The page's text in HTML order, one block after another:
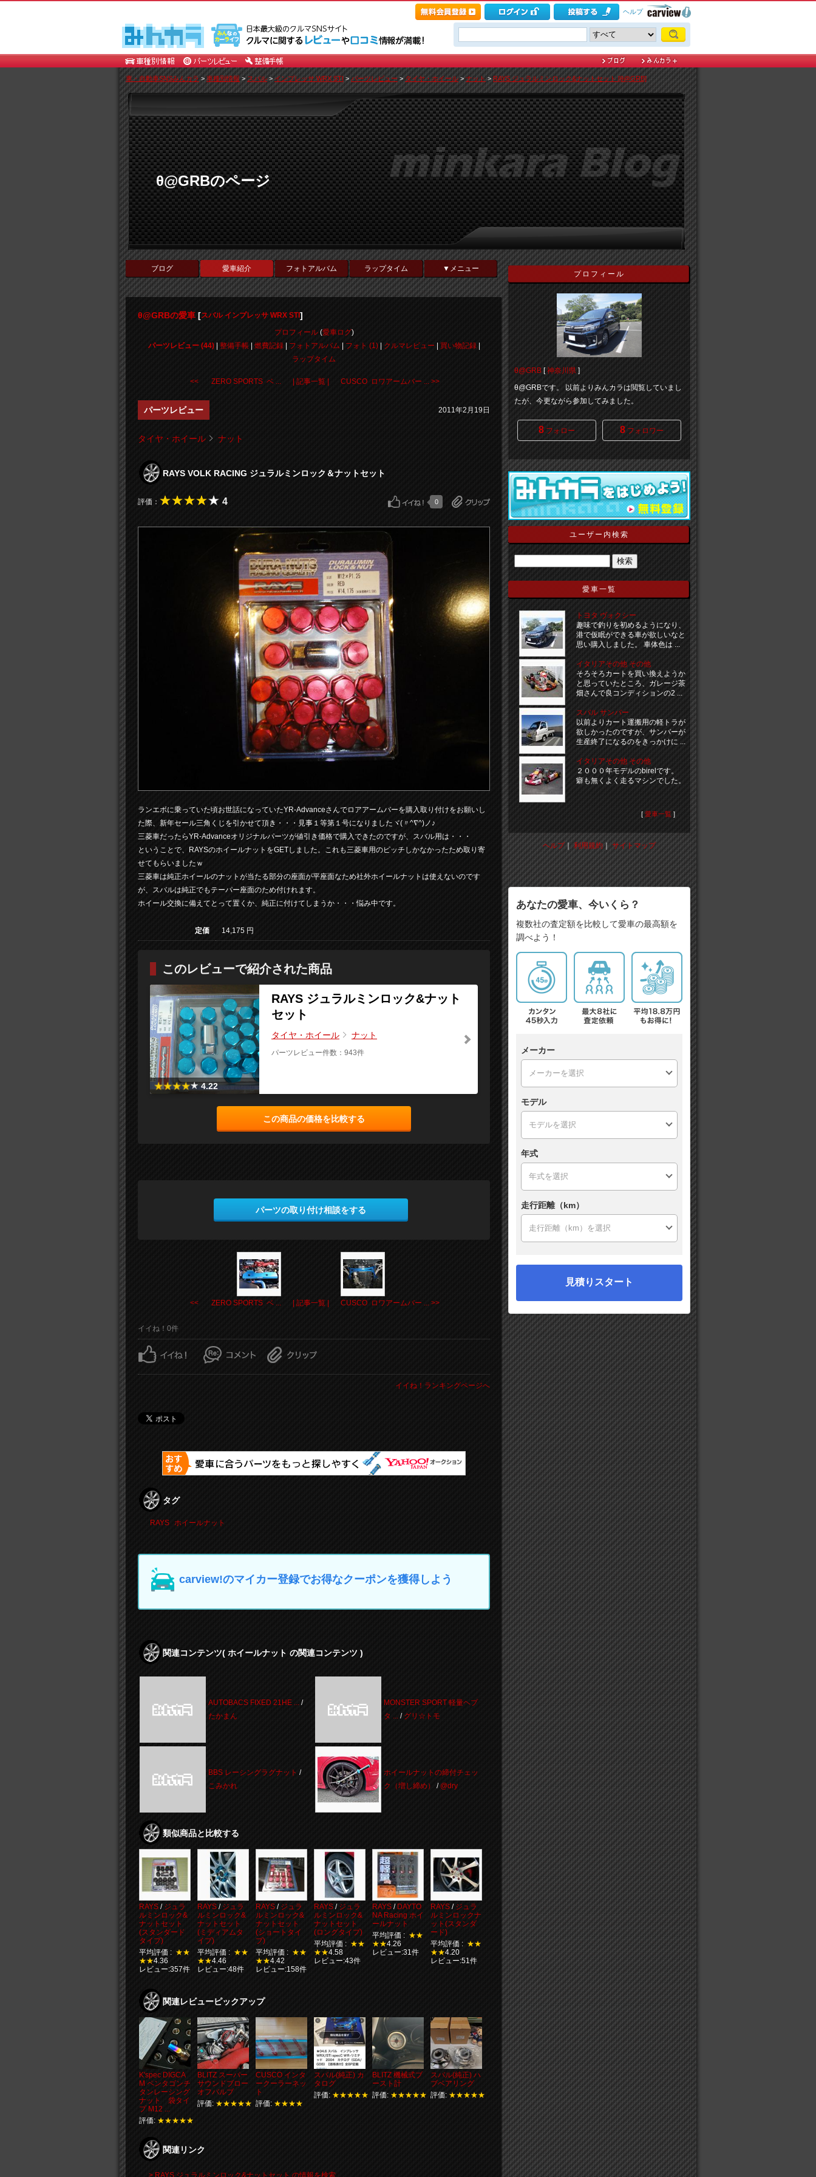
ヘルプ
車・自動車SNSみんカラ > 車種別情報>スバル> インプレッサ WRX STI >パーツレビュー>タイヤ・ホイール>ナット> RAYS ジュラルミンロック&ナットセット [θ@GRB]
θ@GRBのページ
ブログ 愛車紹介 フォトアルバム ラップタイム ▼メニュー
θ@GRBの愛車 [スバル インプレッサ WRX STI]
プロフィール(愛車ログ)
パーツレビュー (44)| 整備手帳| 燃費記録| フォトアルバム フォト (1)| クルマレビュー 買い物記録|
ラップタイム
<< ZERO SPORTS ベ ... | 記事一覧 | CUSCO ロワアームバー ... >>
パーツレビュー 2011年2月19日
タイヤ・ホイール ナット
RAYS VOLK RACING ジュラルミンロック＆ナットセット
評価： 4 0
ランエボに乗っていた頃お世話になっていたYR-Advanceさんでロアアームバーを購入取り付けをお願いし
た際、新年セール三角くじを引かせて頂き・・・見事１等第１号になりましたヾ(〃^∇^)ノ♪
三菱車だったらYR-Advanceオリジナルパーツが値引き価格で購入できたのですが、スバル用は・・・
ということで、RAYSのホイールナットをGETしました。これも三菱車用のピッチしかなかったため取り寄
せてもらいましたｗ
三菱車は純正ホイールのナットが当たる部分の座面が平座面なため社外ホイールナットは使えないのです
が、スバルは純正でもテーパー座面のため付けれます。
ホイール交換に備えてとって置くか、純正に付けてしまうか・・・悩み中です。
定価 14,175 円
このレビューで紹介された商品
4.22
RAYS ジュラルミンロック&ナット
セット
タイヤ・ホイール ナット
パーツレビュー件数：943件
この商品の価格を比較する
パーツの取り付け相談をする
<< ZERO SPORTS ベ ... | 記事一覧 | CUSCO ロワアームバー ... >>
イイね！0件
イイね！ランキングページへ
タグ
RAYS ホイールナット
carview!のマイカー登録でお得なクーポンを獲得しよう
関連コンテンツ( ホイールナット の関連コンテンツ )
AUTOBACS FIXED 21HE ...
/
たかまん
MONSTER SPORT 軽量ヘプ
タ ...
/ グリ☆トモ
BBS レーシングラグナット /
こみかれ
ホイールナットの締付チェッ
ク（増し締め）
/ @dry
類似商品と比較する
RAYS / ジュラ
ルミンロック&
ナットセット
(スタンダード
タイプ)
平均評価 : ★★
★★4.36
レビュー:357件
RAYS / ジュラ
ルミンロック&
ナットセット
(ミディアムタ
イプ)
平均評価 : ★★
★★4.46
レビュー:48件
RAYS / ジュラ
ルミンロック&
ナットセット
(ショートタイ
プ)
平均評価 : ★★
★★4.42
レビュー:158件
RAYS / ジュラ
ルミンロック&
ナットセット
(ロングタイプ)
平均評価 : ★★
★★4.58
レビュー:43件
RAYS / DAYTO
NA Racing ホイ
ールナット
平均評価 : ★★
★★4.26
レビュー:31件
RAYS / ジュラ
ルミンロックナ
ット(スタンダ
ード)
平均評価 : ★★
★★4.20
レビュー:51件
関連レビューピックアップ
K'spec DIGCA
M ペンタゴンチ
タンレーシング
ナット 袋タイ
プ M12 ...
評価: ★★★★★
BLITZ スーパー
サウンドブロー
オフバルブ
評価: ★★★★★
CUSCO インタ
ークーラーネッ
ト
評価: ★★★★
スバル(純正) カ
タログ
評価: ★★★★★
BLITZ 機械式ブ
ースト計
評価: ★★★★★
スバル(純正) ハ
ブベアリング
評価: ★★★★★
関連リンク
> RAYS ジュラルミンロック&ナットセット の情報を検索
プロフィール
θ@GRB [神奈川県 ]
θ@GRBです。 以前よりみんカラは閲覧していまし
たが、今更ながら参加してみました。
8 フォロー 8 フォロワー
ユーザー内検索
愛車一覧
トヨタ ヴォクシー
趣味で釣りを初めるようになり、
港で仮眠ができる車が欲しいなと
思い購入しました。 車体色は ...
イタリアその他 その他
そろそろカートを買い換えようか
と思っていたところ、ガレージ茶
畑さんで良コンディションの2 ...
スバル サンバー
以前よりカート運搬用の軽トラが
欲しかったのですが、サンバーが
生産終了になるのをきっかけに ...
イタリアその他 その他
２０００年モデルのbirelです。
癖も無くよく走るマシンでした。
[ 愛車一覧 ]
ヘルプ｜利用規約｜サイトマップ
あなたの愛車、今いくら？
複数社の査定額を比較して愛車の最高額を
調べよう！
メーカー
モデル
年式
走行距離（km）
見積りスタート